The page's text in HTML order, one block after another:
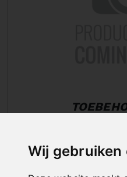
Wij gebruiken